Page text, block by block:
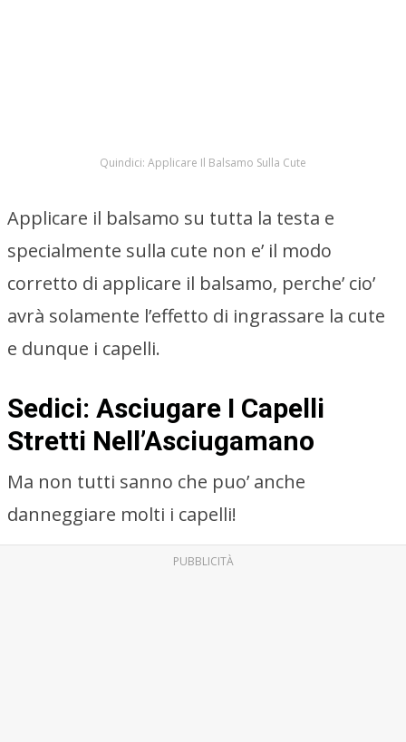
Quindici: Applicare Il Balsamo Sulla Cute
Applicare il balsamo su tutta la testa e
specialmente sulla cute non e’ il modo
corretto di applicare il balsamo, perche’ cio’
avrà solamente l’effetto di ingrassare la cute
e dunque i capelli.
Sedici: Asciugare I Capelli
Stretti Nell’Asciugamano
Ma non tutti sanno che puo’ anche
danneggiare molti i capelli!
PUBBLICITÀ